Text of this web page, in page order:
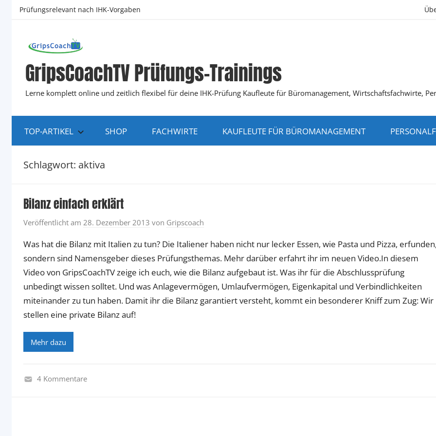
Zum
Prüfungsrelevant nach IHK-Vorgaben
GripsCoachTV Prüfungs-Trainings
Lerne komplett online und zeitlich flexibel für deine IHK-Prüfung Kaufleute für Büromanagement, Wirtschaftsfachwirte,
TOP-ARTIKEL SHOP FACHWIRTE KAUFLEUTE FÜR BÜROMANAGEMENT
Schlagwort: aktiva
Bilanz einfach erklärt
Veröffentlicht am 28. Dezember 2013 von Gripscoach
Was hat die Bilanz mit Italien zu tun? Die Italiener haben nicht nur lecker Essen, wie Pasta und Pizza,
sondern sind Namensgeber dieses Prüfungsthemas. Mehr darüber erfahrt ihr im neuen Video.In diesem
Video von GripsCoachTV zeige ich euch, wie die Bilanz aufgebaut ist. Was ihr für die Abschlussprüfung
unbedingt wissen solltet. Und was Anlagevermögen, Umlaufvermögen, Eigenkapital und Verbindlichkeiten
miteinander zu tun haben. Damit ihr die Bilanz garantiert versteht, kommt ein besonderer Kniff zum Zug: Wir
stellen eine private Bilanz auf!
Mehr dazu
4 Kommentare